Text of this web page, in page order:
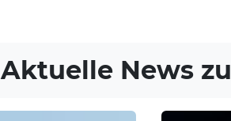
Aktuelle News zu